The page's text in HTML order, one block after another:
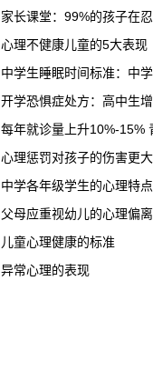
家长课堂：99%的孩子在
心理不健康儿童的5大表现
中学生睡眠时间标准：中
开学恐惧症处方：高中生
每年就诊量上升10%-15%
心理惩罚对孩子的伤害更大
中学各年级学生的心理特
父母应重视幼儿的心理偏离
儿童心理健康的标准
异常心理的表现